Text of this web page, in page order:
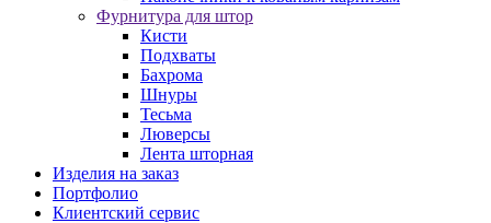
Фурнитура для штор
Кисти
Подхваты
Бахрома
Шнуры
Тесьма
Люверсы
Лента шторная
Изделия на заказ
Портфолио
Клиентский сервис